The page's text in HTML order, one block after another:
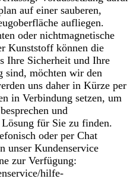
auf einer sauberen,
aufliegen.
oder nichtmagnetische
Kunststoff können die
Ihre Sicherheit und Ihre
sind, möchten wir den
uns daher in Kürze per
in Verbindung setzen, um
und
für Sie zu finden.
oder per Chat
unser Kundenservice
zur Verfügung:
hilfe-